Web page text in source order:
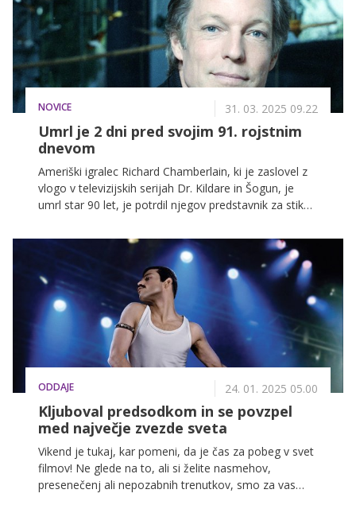
ki odkrije talent za reševanje zločinov.
NOVICE 31. 03. 2025 09.22
Umrl je 2 dni pred svojim 91. rojstnim
dnevom
Ameriški igralec Richard Chamberlain, ki je zaslovel z
vlogo v televizijskih serijah Dr. Kildare in Šogun, je
umrl star 90 let, je potrdil njegov predstavnik za stike
iz priljubljene nadaljevanke Pesem ptic trnovk. Igralec
je umrl za posledicami kapi, le dva dni pred svojim 91.
rojstnim dnem.
ODDAJE 24. 01. 2025 05.00
Kljuboval predsodkom in se povzpel
med največje zvezde sveta
Vikend je tukaj, kar pomeni, da je čas za pobeg v svet
filmov! Ne glede na to, ali si želite nasmehov,
presenečenj ali nepozabnih trenutkov, smo za vas